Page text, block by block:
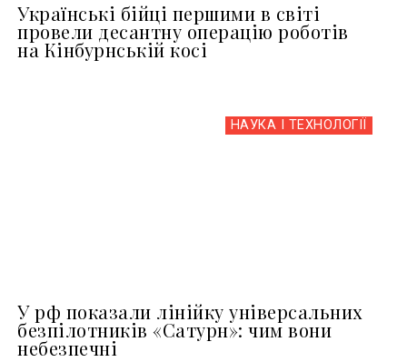
Українські бійці першими в світі
провели десантну операцію роботів
на Кінбурнській косі
НАУКА І ТЕХНОЛОГІЇ
У рф показали лінійку універсальних
безпілотників «Сатурн»: чим вони
небезпечні